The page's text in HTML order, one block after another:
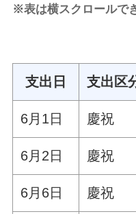
※表は横スクロールで
支出日 支出区
6月1日 慶祝
6月2日 慶祝
6月6日 慶祝